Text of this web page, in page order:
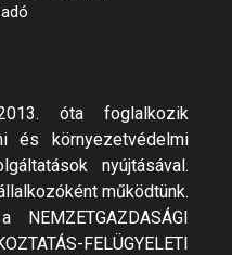
óta foglalkozik
és környezetvédelmi
nyújtásával.
működtünk.
FELÜGYELETI